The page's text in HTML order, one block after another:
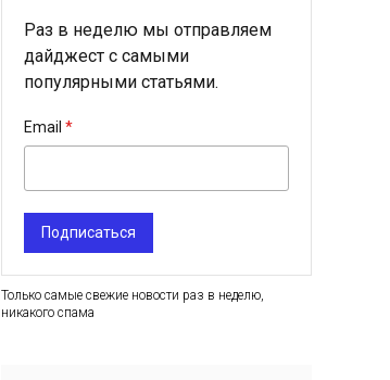
Раз в неделю мы отправляем
дайджест с самыми
популярными статьями.
Email
Подписаться
Только самые свежие новости раз в неделю,
никакого спама